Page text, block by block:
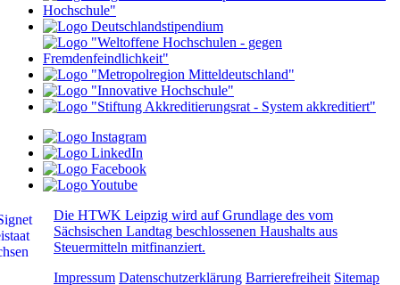
Die HTWK Leipzig wird auf Grundlage des vom
Sächsischen Landtag beschlossenen Haushalts aus
Steuermitteln mitfinanziert.
Impressum Datenschutzerklärung Barrierefreiheit Sitemap